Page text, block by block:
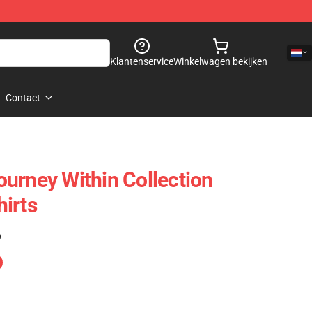
KlantenserviceWinkelwagen bekijken
Contact
Within Collection